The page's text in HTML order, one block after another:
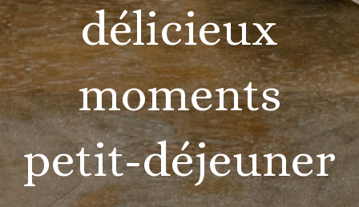
délicieux
moments
petit-déjeuner